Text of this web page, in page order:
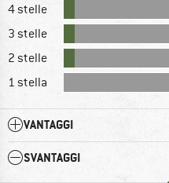
4 stelle
3 stelle
2 stelle
1 stella
VANTAGGI
SVANTAGGI